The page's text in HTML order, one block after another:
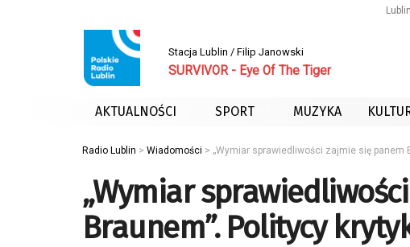
Lublin
Stacja Lublin / Filip Janowski
SURVIVOR - Eye Of The Tiger
AKTUALNOŚCI SPORT MUZYKA
Radio Lublin > Wiadomości > „Wymiar sprawiedliwości zajmie się panem
„Wymiar
Braunem”. Politycy